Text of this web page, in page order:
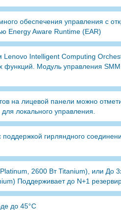
обеспечения управления с
Energy Aware Runtime (EAR)
Intelligent Computing
Модуль управления
на лицевой панели можно
локального управления.
гирляндного
2600 Вт Titanium), или До
Поддерживает до N+1
до 45°C